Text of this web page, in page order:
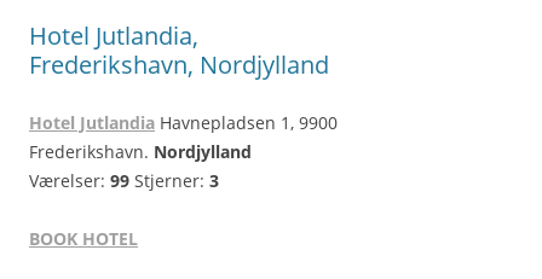
Hotel Jutlandia,
Frederikshavn, Nordjylland
Hotel Jutlandia Havnepladsen 1, 9900
Frederikshavn. Nordjylland
Værelser: 99 Stjerner: 3
BOOK HOTEL